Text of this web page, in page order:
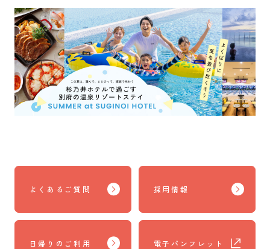
よくあるご質問 採用情報
日帰りのご利用 電子パンフレット